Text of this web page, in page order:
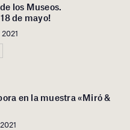
los Museos.
de mayo!
en la muestra «Miró &